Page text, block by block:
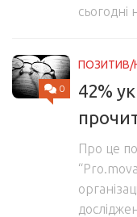
сьогодні
0
ПОЗИТИВ/
42%
Про це